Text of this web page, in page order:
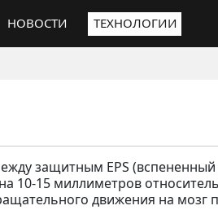
НОВОСТИ ТЕХНОЛОГИИ
защитным EPS
10-15 миллиметров
движения на мозг